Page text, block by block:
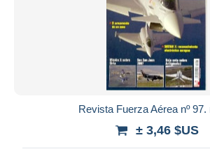
Revista Fuerza Aérea nº 97.
± 3,46 $US